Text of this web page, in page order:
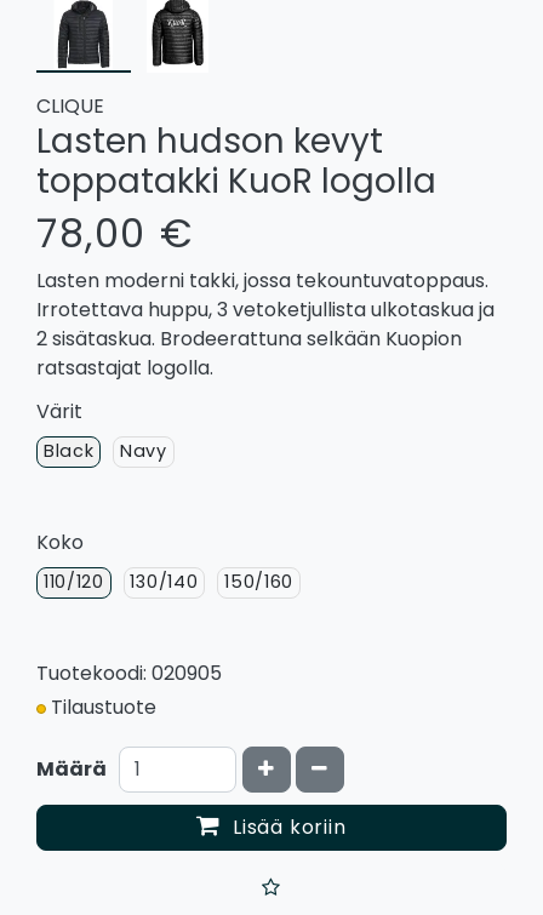
CLIQUE
Lasten hudson kevyt
toppatakki KuoR logolla
78,00 €
Lasten moderni takki, jossa tekountuvatoppaus.
Irrotettava huppu, 3 vetoketjullista ulkotaskua ja
2 sisätaskua. Brodeerattuna selkään Kuopion
ratsastajat logolla.
Värit
Black Navy
Koko
110/120 130/140 150/160
Tuotekoodi: 020905
Tilaustuote
Määrä Kasvata määrää
Vähennä määrää
Lisää koriin